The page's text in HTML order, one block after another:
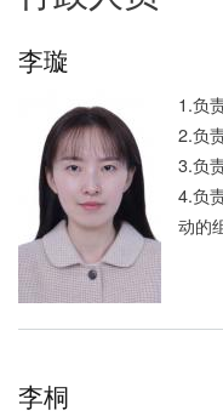
李璇
1.负
2.负
3.负
4.负
动的
李桐